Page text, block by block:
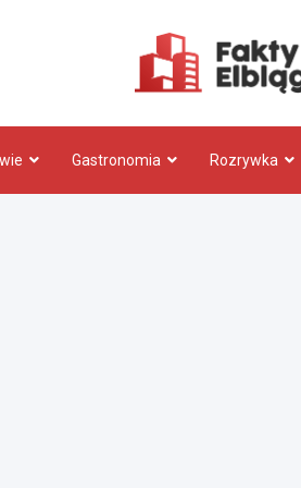
Gastronomia Rozrywka